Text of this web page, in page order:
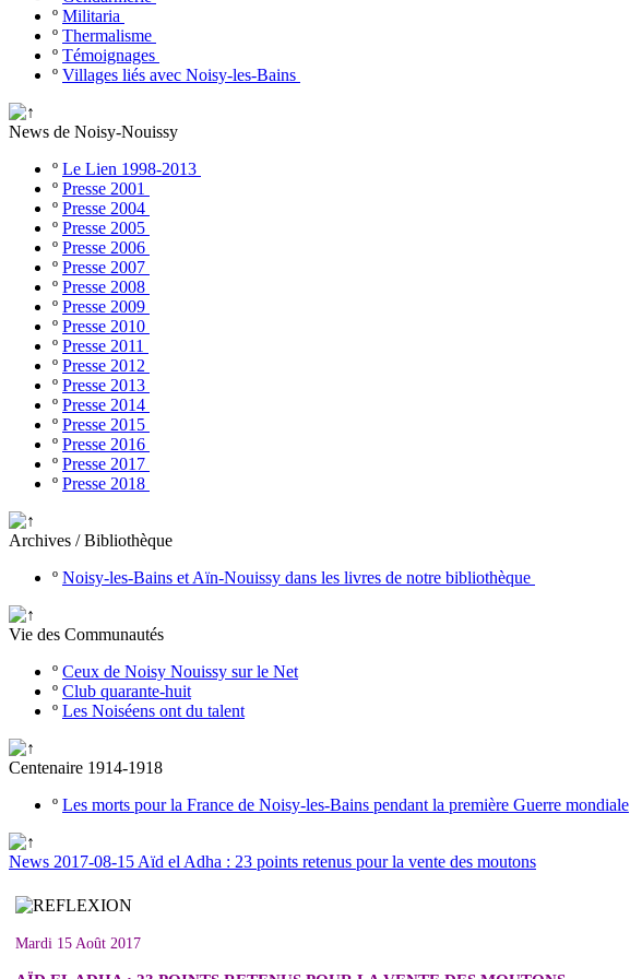
º Militaria
º Thermalisme
º Témoignages
º Villages liés avec Noisy-les-Bains
News de Noisy-Nouissy
º Le Lien 1998-2013
º Presse 2001
º Presse 2004
º Presse 2005
º Presse 2006
º Presse 2007
º Presse 2008
º Presse 2009
º Presse 2010
º Presse 2011
º Presse 2012
º Presse 2013
º Presse 2014
º Presse 2015
º Presse 2016
º Presse 2017
º Presse 2018
Archives / Bibliothèque
º Noisy-les-Bains et Aïn-Nouissy dans les livres de notre bibliothèque
Vie des Communautés
º Ceux de Noisy Nouissy sur le Net
º Club quarante-huit
º Les Noiséens ont du talent
Centenaire 1914-1918
º Les morts pour la France de Noisy-les-Bains pendant la première Guerre mondiale
News 2017-08-15 Aïd el Adha : 23 points retenus pour la vente des moutons
Mardi 15 Août 2017